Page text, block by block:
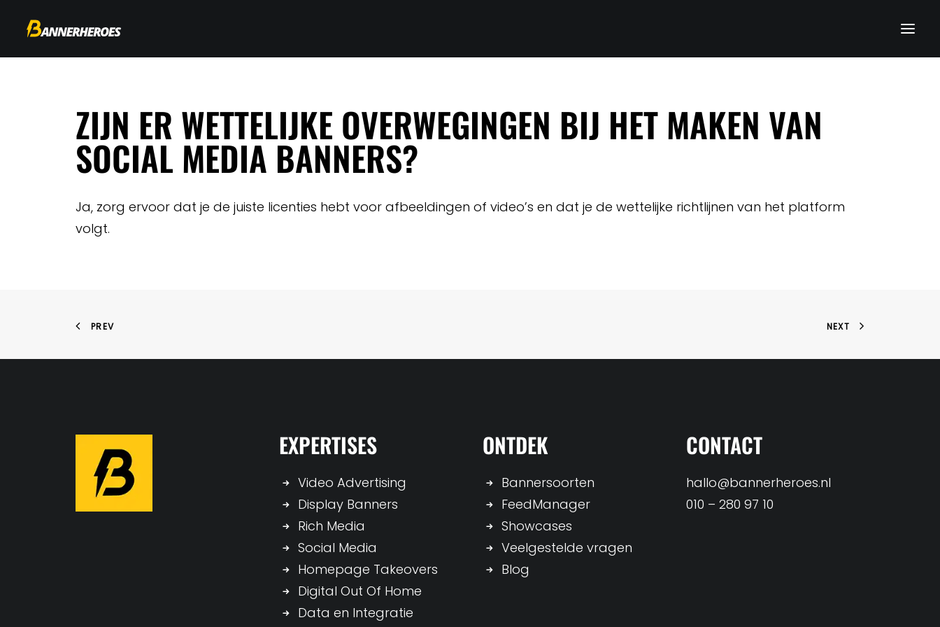
ZIJN ER WETTELIJKE OVERWEGINGEN BIJ HET MAKEN VAN
SOCIAL MEDIA BANNERS?
Ja, zorg ervoor dat je de juiste licenties hebt voor afbeeldingen of video’s en dat je de wettelijke richtlijnen van het platform
volgt.
PREV NEXT
EXPERTISES
Video Advertising
Display Banners
Rich Media
Social Media
Homepage Takeovers
Digital Out Of Home
Data en Integratie
ONTDEK
Bannersoorten
FeedManager
Showcases
Veelgestelde vragen
Blog
CONTACT
hallo@bannerheroes.nl
010 – 280 97 10